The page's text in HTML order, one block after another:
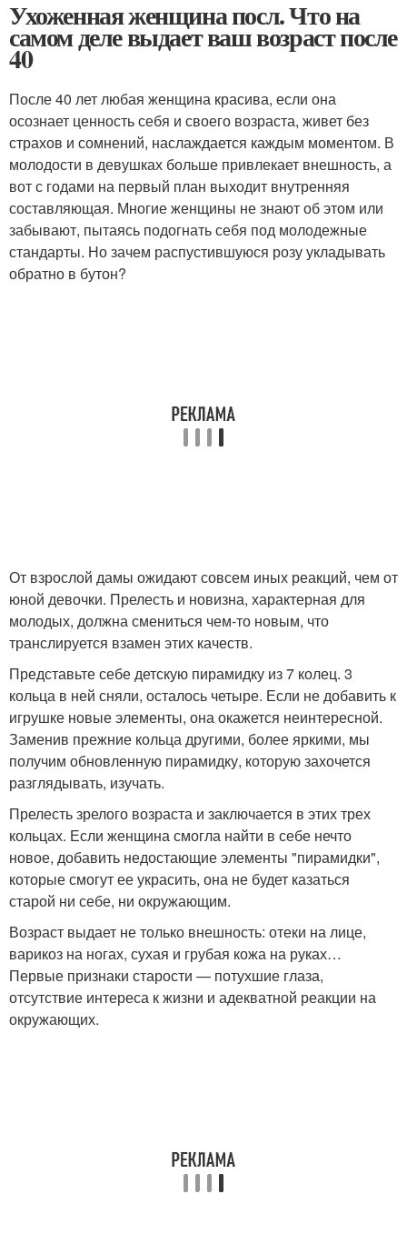
Ухоженная женщина посл. Что на
самом деле выдает ваш возраст после
40
После 40 лет любая женщина красива, если она
осознает ценность себя и своего возраста, живет без
страхов и сомнений, наслаждается каждым моментом. В
молодости в девушках больше привлекает внешность, а
вот с годами на первый план выходит внутренняя
составляющая. Многие женщины не знают об этом или
забывают, пытаясь подогнать себя под молодежные
стандарты. Но зачем распустившуюся розу укладывать
обратно в бутон?
От взрослой дамы ожидают совсем иных реакций, чем от
юной девочки. Прелесть и новизна, характерная для
молодых, должна смениться чем-то новым, что
транслируется взамен этих качеств.
Представьте себе детскую пирамидку из 7 колец. 3
кольца в ней сняли, осталось четыре. Если не добавить к
игрушке новые элементы, она окажется неинтересной.
Заменив прежние кольца другими, более яркими, мы
получим обновленную пирамидку, которую захочется
разглядывать, изучать.
Прелесть зрелого возраста и заключается в этих трех
кольцах. Если женщина смогла найти в себе нечто
новое, добавить недостающие элементы "пирамидки",
которые смогут ее украсить, она не будет казаться
старой ни себе, ни окружающим.
Возраст выдает не только внешность: отеки на лице,
варикоз на ногах, сухая и грубая кожа на руках…
Первые признаки старости — потухшие глаза,
отсутствие интереса к жизни и адекватной реакции на
окружающих.